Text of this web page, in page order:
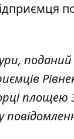
площею